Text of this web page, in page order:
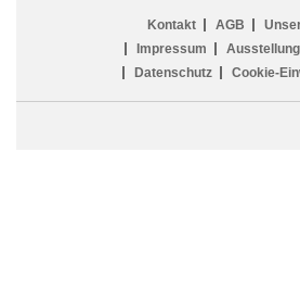
Kontakt AGB
Impressum
Ausstellung
Datenschutz
Cookie-